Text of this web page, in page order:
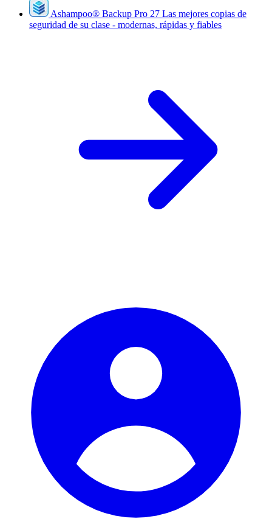
Ashampoo® Backup Pro 27 Las mejores copias de
seguridad de su clase - modernas, rápidas y fiables